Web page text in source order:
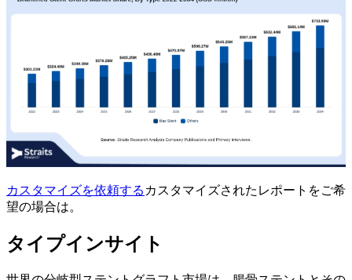
カスタマイズを依頼する カスタマイズされたレポートをご希
望の場合は。
タイプインサイト